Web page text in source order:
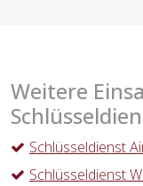
Weitere
Schlüsseldienst
Schlüsseldienst